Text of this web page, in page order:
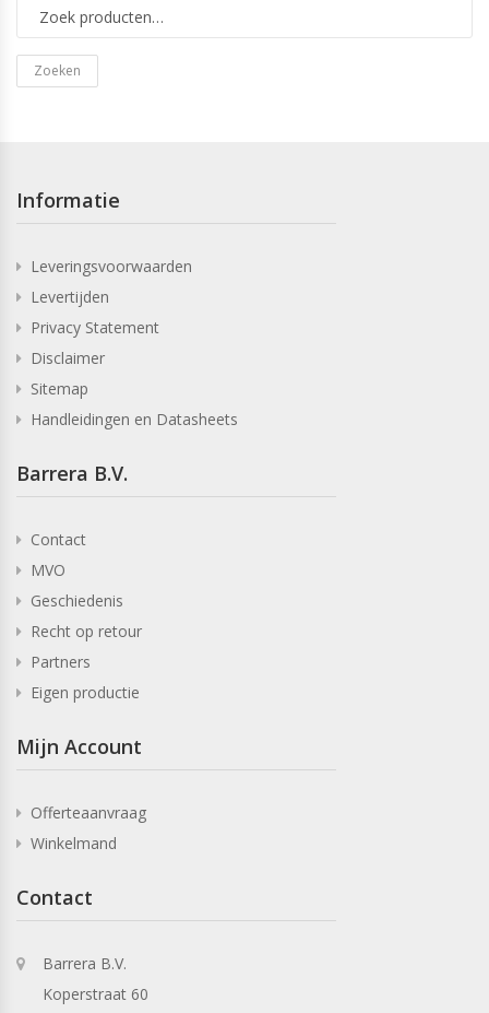
Zoeken
Informatie
Leveringsvoorwaarden
Levertijden
Privacy Statement
Disclaimer
Sitemap
Handleidingen en Datasheets
Barrera B.V.
Contact
MVO
Geschiedenis
Recht op retour
Partners
Eigen productie
Mijn Account
Offerteaanvraag
Winkelmand
Contact
Barrera B.V.
Koperstraat 60